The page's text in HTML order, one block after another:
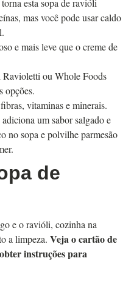
torna esta sopa de ravióli
mas você pode usar caldo
e mais leve que o creme de
ou Whole Foods
opções.
vitaminas e minerais.
adiciona um sabor salgado e
nosopa e polvilhe parmesão
de
e o ravióli, cozinha na
a limpeza. Veja o cartão de
instruções para